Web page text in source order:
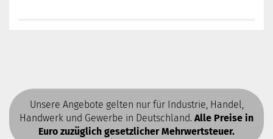
Unsere Angebote gelten nur für Industrie, Handel,
Handwerk und Gewerbe in Deutschland. Alle Preise in
Euro zuzüglich gesetzlicher Mehrwertsteuer.